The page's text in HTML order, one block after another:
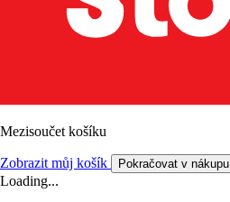
Mezisoučet košíku
Zobrazit můj košík Pokračovat v nákupu
Loading...